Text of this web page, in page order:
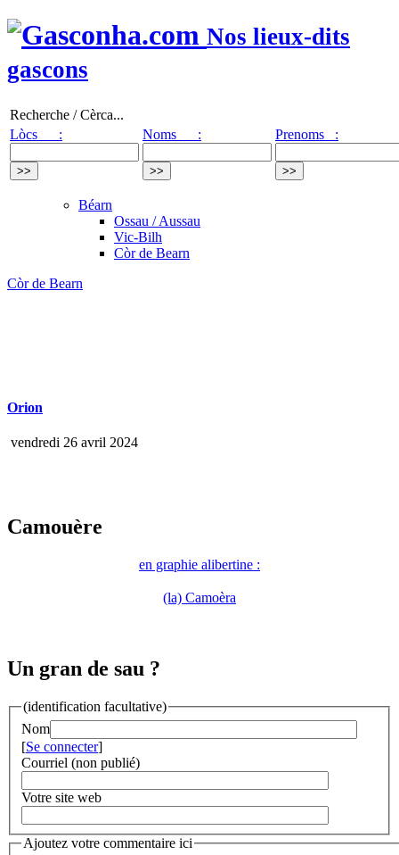
Nos lieux-dits
gascons
Recherche / Cèrca...
Lòcs :
Noms : Prenoms :
Béarn
Ossau / Aussau
Vic-Bilh
Còr de Bearn
Còr de Bearn
Orion
vendredi 26 avril 2024
Camouère
en graphie alibertine :
(la) Camoèra
Un gran de sau ?
(identification facultative)
Nom
[Se connecter]
Courriel (non publié)
Votre site web
Ajoutez votre commentaire ici